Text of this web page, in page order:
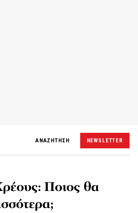
ΑΝΑΖΗΤΗΣΗ NEWSLETTER
Ποιος θα